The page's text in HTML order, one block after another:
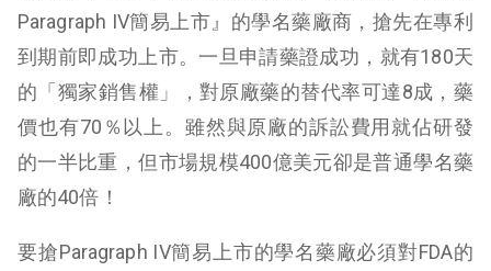
Paragraph IV簡易上市』的學名藥廠商，搶先在專利
到期前即成功上市。一旦申請藥證成功，就有180天
的「獨家銷售權」，對原廠藥的替代率可達8成，藥
價也有70％以上。雖然與原廠的訴訟費用就佔研發
的一半比重，但市場規模400億美元卻是普通學名藥
廠的40倍！
要搶Paragraph IV簡易上市的學名藥廠必須對FDA的